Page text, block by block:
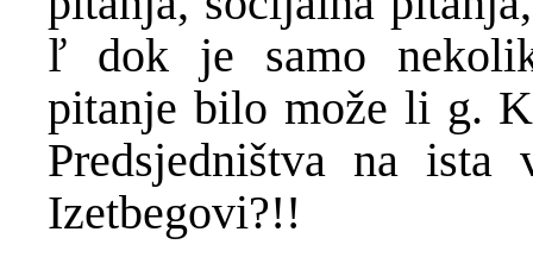
ľ dok je samo
pitanje bilo može li g.
Predsjedništva na
Izetbegovi?!!